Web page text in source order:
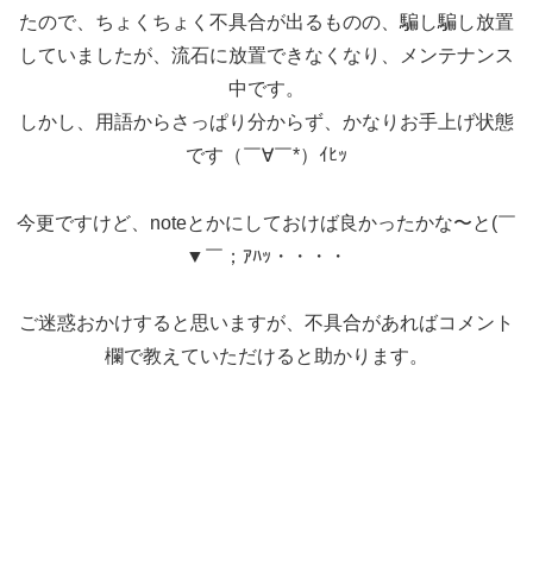
たので、ちょくちょく不具合が出るものの、騙し騙し放置
していましたが、流石に放置できなくなり、メンテナンス
中です。
しかし、用語からさっぱり分からず、かなりお手上げ状態
です（￣∀￣*）ｲﾋｯ
今更ですけど、noteとかにしておけば良かったかな〜と(￣
▼￣；ｱﾊｯ・・・・
ご迷惑おかけすると思いますが、不具合があればコメント
欄で教えていただけると助かります。